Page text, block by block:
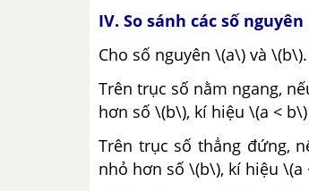
IV. So sánh các số nguyên
Cho số nguyên \(a\) và \(b\).
Trên trục số nằm ngang,
hơn số \(b\), kí hiệu \(a < b\)
Trên trục số thẳng đứng,
nhỏ hơn số \(b\), kí hiệu \(a